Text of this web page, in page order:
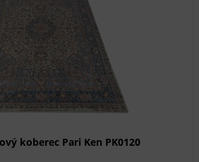
koberec Pari Ken PK0120